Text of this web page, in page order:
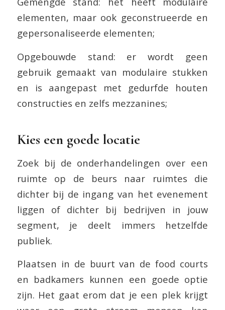
elementen, maar ook geconstrueerde en
gepersonaliseerde elementen;
Opgebouwde stand: er wordt geen
gebruik gemaakt van modulaire stukken
en is aangepast met gedurfde houten
constructies en zelfs mezzanines;
Kies een goede locatie
Zoek bij de onderhandelingen over een
ruimte op de beurs naar ruimtes die
dichter bij de ingang van het evenement
liggen of dichter bij bedrijven in jouw
segment, je deelt immers hetzelfde
publiek.
Plaatsen in de buurt van de food courts
en badkamers kunnen een goede optie
zijn. Het gaat erom dat je een plek krijgt